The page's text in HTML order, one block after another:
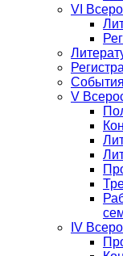
VI
V
IV